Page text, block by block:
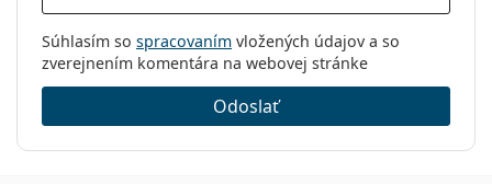
Súhlasím so spracovaním vložených údajov a so
zverejnením komentára na webovej stránke
Odoslať